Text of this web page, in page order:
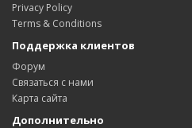
Privacy Policy
Terms & Conditions
Поддержка клиентов
Форум
Связаться с нами
Карта сайта
Дополнительно